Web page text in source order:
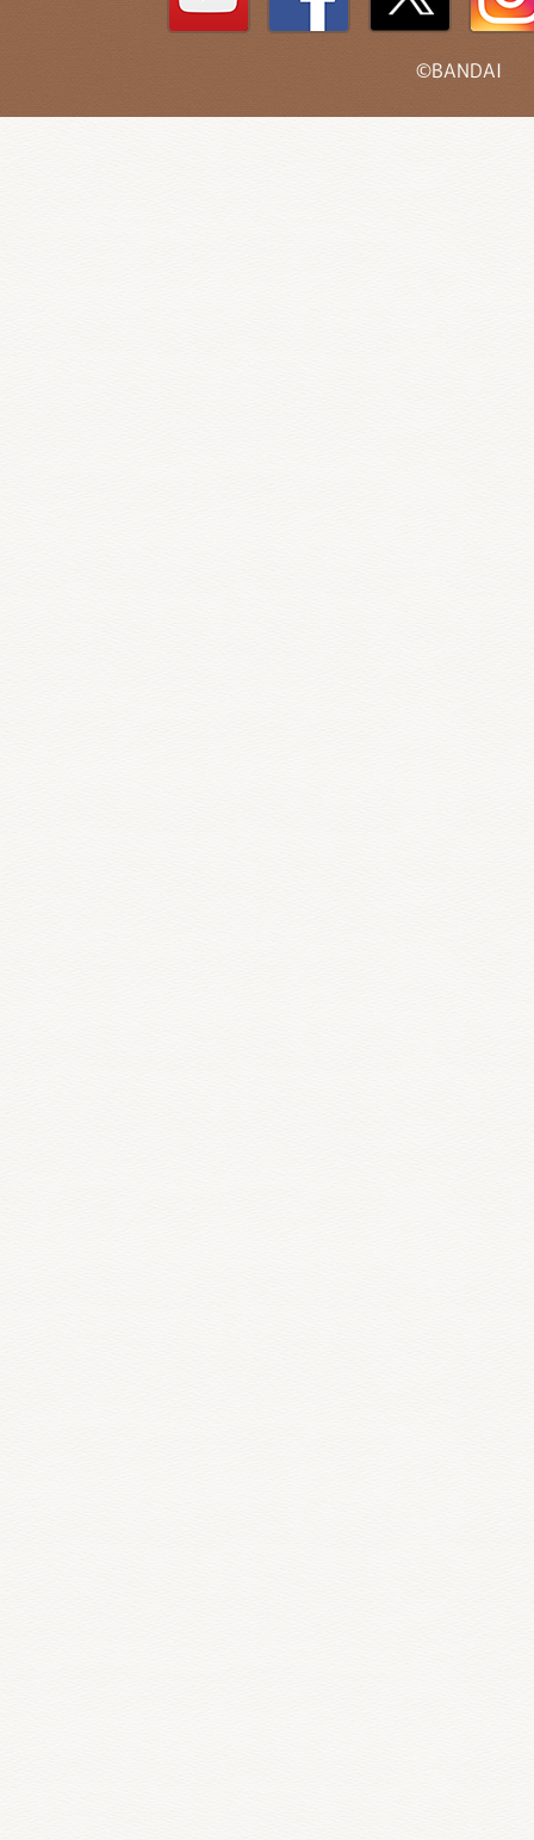
©BANDAI